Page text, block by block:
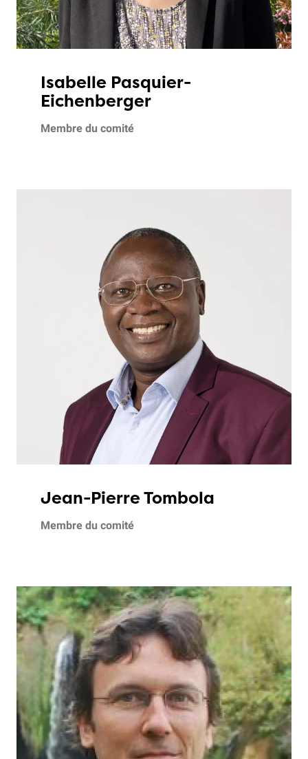
Isabelle Pasquier-
Eichenberger
Membre du comité
Jean-Pierre Tombola
Membre du comité